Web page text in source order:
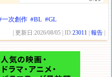
一次創作 #BL #GL
| 更新日:2026/08/05 | ID:23011 |報告